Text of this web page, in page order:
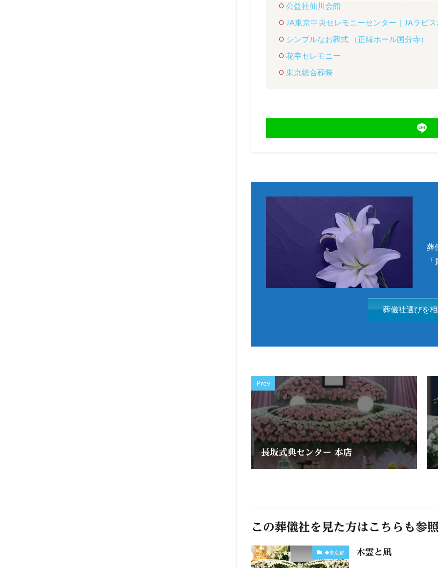
公益社仙川会館
JA東京中央セレモニーセンター｜JAラビ
シンプルなお葬式 （正縁ホール国分寺）
花幸セレモニー
東京総合葬祭
葬
葬儀社選びを
Prev
長坂式典センター 本店
この葬儀社を見た方はこちらも参
◆東京都 木霊と凪